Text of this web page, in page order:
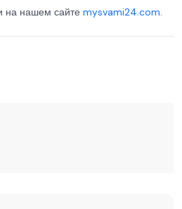
на нашем сайте mysvami24.com.